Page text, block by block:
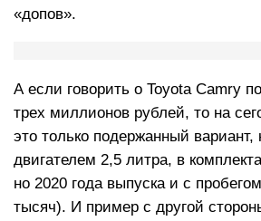
«допов».
А если говорить о Toyota Camry
трех миллионов рублей, то на
это только подержанный вариант,
двигателем 2,5 литра, в
но 2020 года выпуска и с
тысяч). И пример c другой